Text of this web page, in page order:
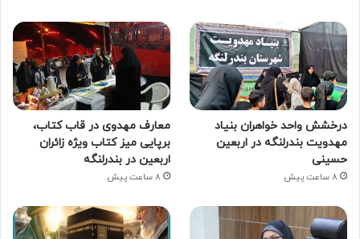
درخشش واحد خواهران بنیاد
مهدویت بندرلنگه در اربعین
حسینی
8 ساعت پیش
معارف مهدوی در قاب کتاب،
برپایی میز کتاب ویژه زائران
اربعین در بندرلنگه
8 ساعت پیش